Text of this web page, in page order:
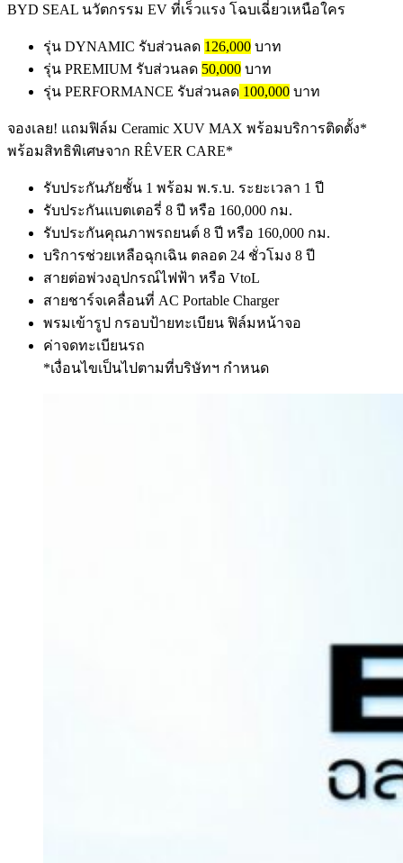
BYD SEAL นวัตกรรม EV ที่เร็วแรง โฉบเฉี่ยวเหนือใคร
รุ่น DYNAMIC รับส่วนลด 126,000 บาท
รุ่น PREMIUM รับส่วนลด 50,000 บาท
รุ่น PERFORMANCE รับส่วนลด 100,000 บาท
จองเลย! แถมฟิล์ม Ceramic XUV MAX พร้อมบริการติดตั้ง*
พร้อมสิทธิพิเศษจาก RÊVER CARE*
รับประกันภัยชั้น 1 พร้อม พ.ร.บ. ระยะเวลา 1 ปี​
รับประกันแบตเตอรี่ 8 ปี หรือ 160,000 กม.​
รับประกันคุณภาพรถยนต์ 8 ปี หรือ 160,000 กม.​
บริการช่วยเหลือฉุกเฉิน ตลอด 24 ชั่วโมง 8 ปี​
สายต่อพ่วงอุปกรณ์ไฟฟ้า หรือ VtoL​
สายชาร์จเคลื่อนที่ AC Portable Charger​
พรมเข้ารูป กรอบป้ายทะเบียน ฟิล์มหน้าจอ​
ค่าจดทะเบียนรถ​
*เงื่อนไขเป็นไปตามที่บริษัทฯ กำหนด